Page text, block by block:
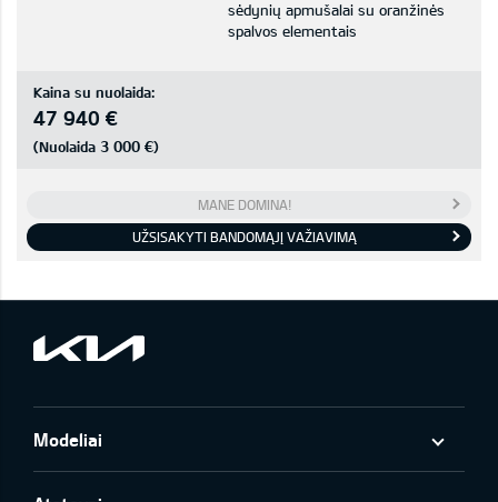
sėdynių apmušalai su oranžinės
spalvos elementais
Kaina su nuolaida:
47 940 €
(Nuolaida 3 000 €)
MANE DOMINA!
UŽSISAKYTI BANDOMĄJĮ VAŽIAVIMĄ
Modeliai